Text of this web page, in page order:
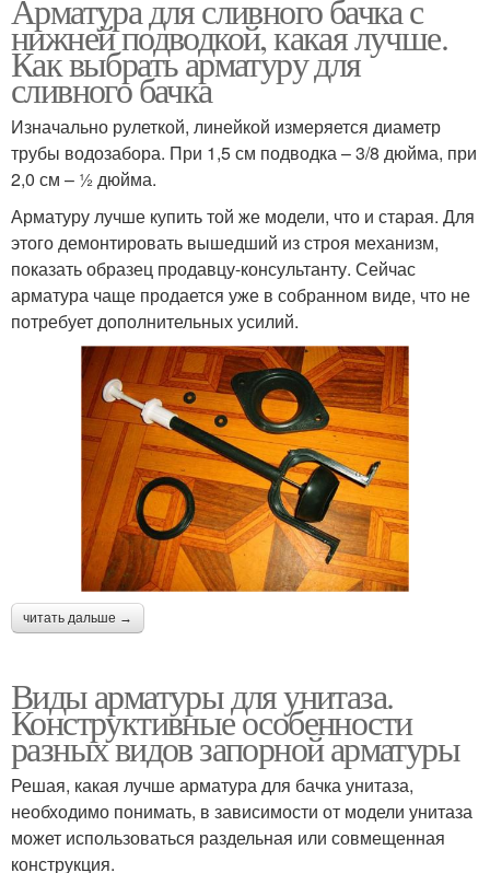
Арматура для сливного бачка с
нижней подводкой, какая лучше.
Как выбрать арматуру для
сливного бачка
Изначально рулеткой, линейкой измеряется диаметр
трубы водозабора. При 1,5 см подводка – 3/8 дюйма, при
2,0 см – ½ дюйма.
Арматуру лучше купить той же модели, что и старая. Для
этого демонтировать вышедший из строя механизм,
показать образец продавцу-консультанту. Сейчас
арматура чаще продается уже в собранном виде, что не
потребует дополнительных усилий.
читать дальше →
Виды арматуры для унитаза.
Конструктивные особенности
разных видов запорной арматуры
Решая, какая лучше арматура для бачка унитаза,
необходимо понимать, в зависимости от модели унитаза
может использоваться раздельная или совмещенная
конструкция.